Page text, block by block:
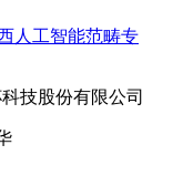
人工智能范畴专